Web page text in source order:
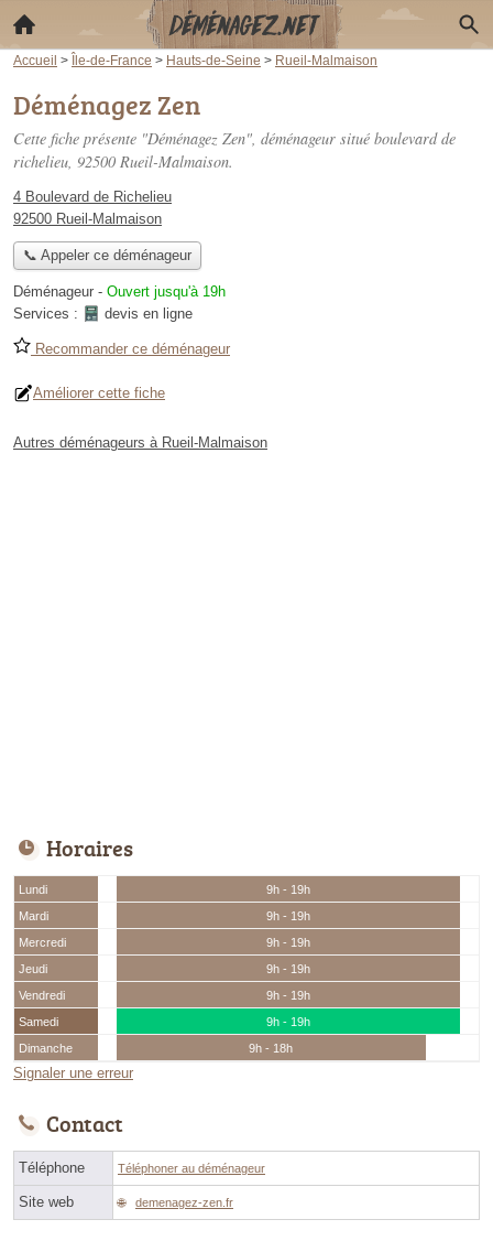
Accueil > Île-de-France > Hauts-de-Seine > Rueil-Malmaison
Déménagez Zen
Cette fiche présente "Déménagez Zen", déménageur situé boulevard de
richelieu, 92500 Rueil-Malmaison.
4 Boulevard de Richelieu
92500 Rueil-Malmaison
📞 Appeler ce déménageur
Déménageur - Ouvert jusqu'à 19h
Services :
devis en ligne
Recommander ce déménageur
Améliorer cette fiche
Autres déménageurs à Rueil-Malmaison
Horaires
Lundi
9h - 19h
Mardi
9h - 19h
Mercredi
9h - 19h
Jeudi
9h - 19h
Vendredi
9h - 19h
Samedi
9h - 19h
Dimanche
9h - 18h
Signaler une erreur
Contact
Téléphone Téléphoner au déménageur
Site web demenagez-zen.fr